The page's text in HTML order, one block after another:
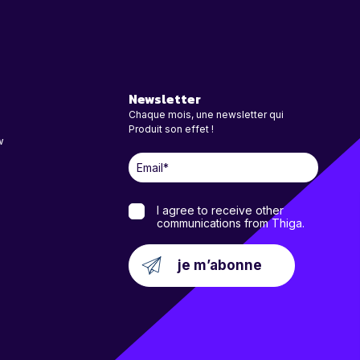
Newsletter
Chaque mois, une newsletter qui
Produit son effet !
I agree to receive other
communications from Thiga.